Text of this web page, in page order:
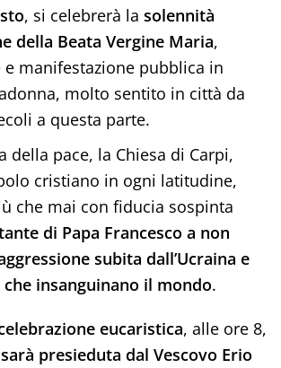
, si celebrerà la solennità
della Beata Vergine Maria,
e manifestazione pubblica in
molto sentito in città da
a questa parte.
della pace, la Chiesa di Carpi,
cristiano in ogni latitudine,
che mai con fiducia sospinta
di Papa Francesco a non
subita dall’Ucraina e
insanguinano il mondo.
eucaristica, alle ore 8,
sarà presieduta dal Vescovo Erio